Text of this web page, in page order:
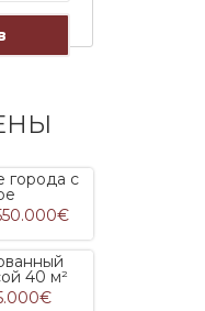
города с
40 м²